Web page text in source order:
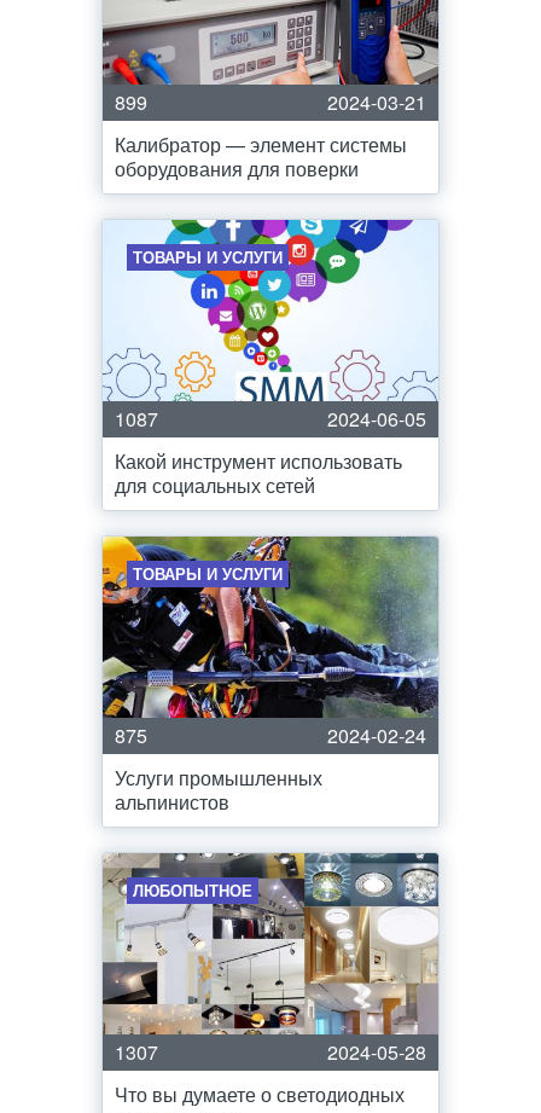
899
2024-03-21
Калибратор — элемент системы
оборудования для поверки
ТОВАРЫ И УСЛУГИ
1087
2024-06-05
Какой инструмент использовать
для социальных сетей
ТОВАРЫ И УСЛУГИ
875
2024-02-24
Услуги промышленных
альпинистов
ЛЮБОПЫТНОЕ
1307
2024-05-28
Что вы думаете о светодиодных